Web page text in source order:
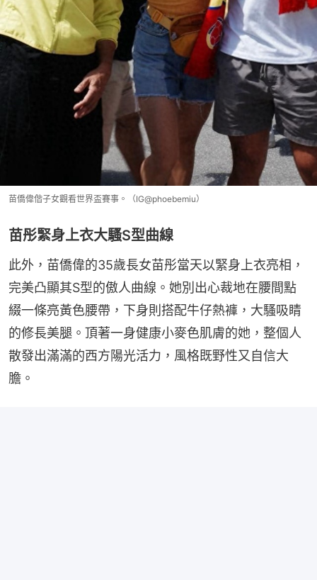
苗僑偉偕子女觀看世界盃賽事。（IG@phoebemiu）
苗彤緊身上衣大騷S型曲線
此外，苗僑偉的35歲長女苗彤當天以緊身上衣亮相，
完美凸顯其S型的傲人曲線。她別出心裁地在腰間點
綴一條亮黃色腰帶，下身則搭配牛仔熱褲，大騷吸睛
的修長美腿。頂著一身健康小麥色肌膚的她，整個人
散發出滿滿的西方陽光活力，風格既野性又自信大
膽。